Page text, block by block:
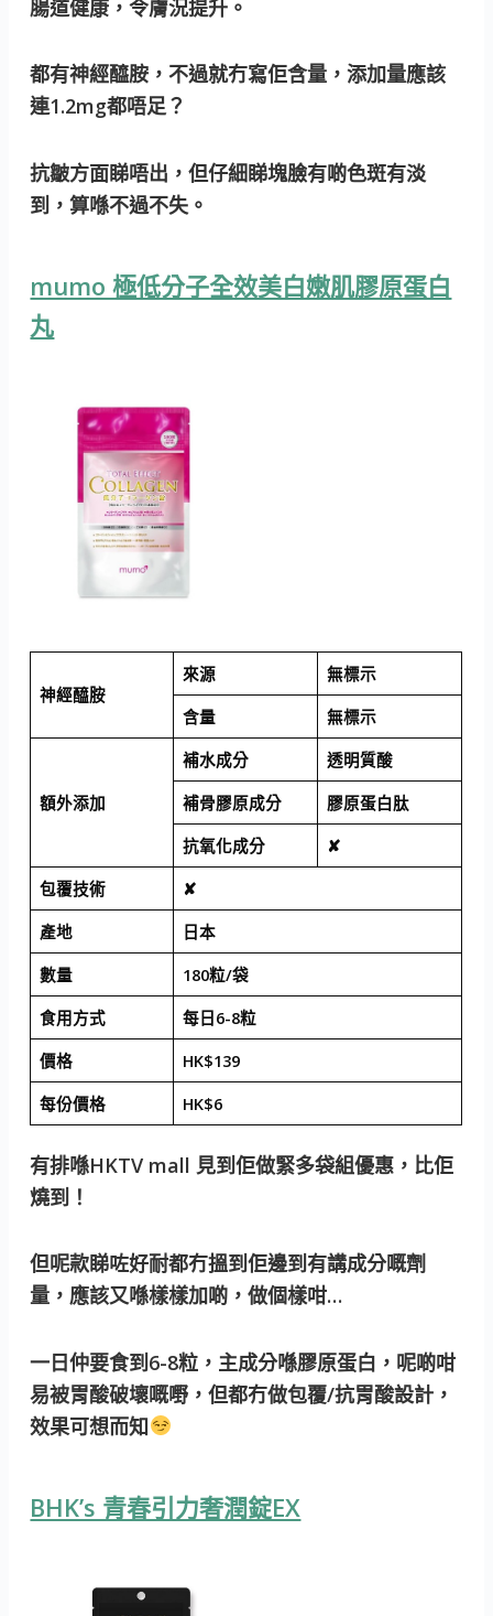
腸道健康，令膚況提升。
都有神經醯胺，不過就冇寫佢含量，添加量應該
連1.2mg都唔足？
抗皺方面睇唔出，但仔細睇塊臉有啲色斑有淡
到，算喺不過不失。
mumo 極低分子全效美白嫩肌膠原蛋白
丸
神經醯胺
來源
無標示
含量
無標示
額外添加
補水成分
透明質酸
補骨膠原成分
膠原蛋白肽
抗氧化成分
✘
包覆技術
✘
產地
日本
數量
180粒/袋
食用方式
每日6-8粒
價格
HK$139
每份價格
HK$6
有排喺HKTV mall 見到佢做緊多袋組優惠，比佢
燒到！
但呢款睇咗好耐都冇搵到佢邊到有講成分嘅劑
量，應該又喺樣樣加啲，做個樣咁…
一日仲要食到6-8粒，主成分喺膠原蛋白，呢啲咁
易被胃酸破壞嘅嘢，但都冇做包覆/抗胃酸設計，
效果可想而知
BHK’s 青春引力奢潤錠EX